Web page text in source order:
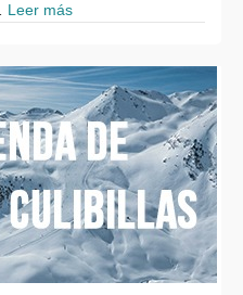
Leer más